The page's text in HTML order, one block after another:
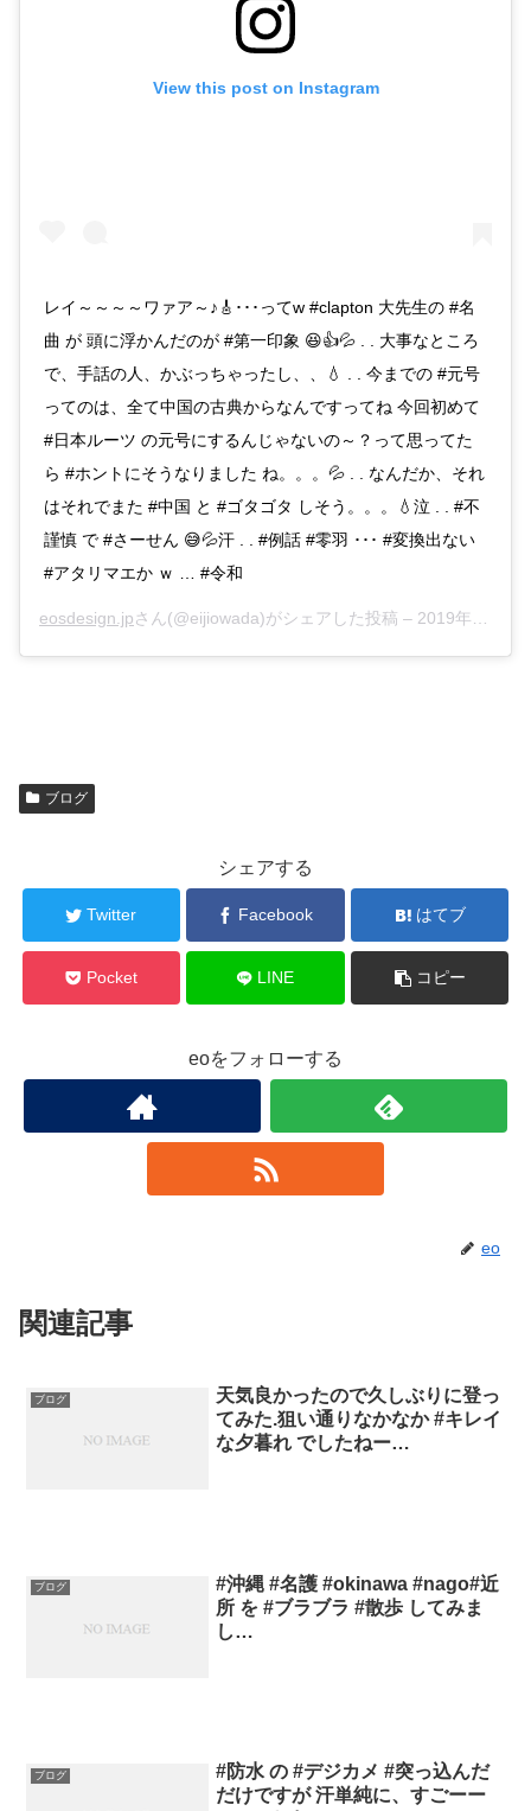
View this post on Instagram
レイ～～～～ワァア～♪🎸･･･ってw #clapton 大先生の #名
曲 が 頭に浮かんだのが #第一印象 😆👍💦 . . 大事なところ
で、手話の人、かぶっちゃったし、、💧 . . 今までの #元号
ってのは、全て中国の古典からなんですってね 今回初めて
#日本ルーツ の元号にするんじゃないの～？って思ってた
ら #ホントにそうなりました ね。。。💦 . . なんだか、それ
はそれでまた #中国 と #ゴタゴタ しそう。。。💧泣 . . #不
謹慎 で #さーせん 😅💦汗 . . #例話 #零羽 ･･･ #変換出ない
#アタリマエか ｗ … #令和
eosdesign.jpさん(@eijiowada)がシェアした投稿 – 2019年Mar月31日pm8時01分PDT
ブログ
シェアする
Twitter Facebook はてブ
Pocket LINE コピー
eoをフォローする
eo
関連記事
ブログ
天気良かったので久しぶりに登っ
てみた.狙い通りなかなか #キレイ
な夕暮れ でしたねー…
ブログ
#沖縄 #名護 #okinawa #nago#近
所 を #ブラブラ #散歩 してみま
し…
ブログ
#防水 の #デジカメ #突っ込んだ
だけですが 汗単純に、すごーー